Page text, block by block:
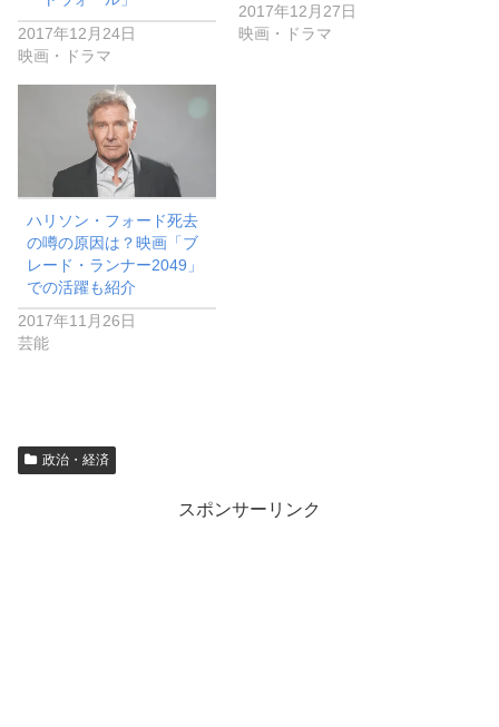
2017年12月24日
映画・ドラマ
2017年12月27日
映画・ドラマ
ハリソン・フォード死去
の噂の原因は？映画「ブ
レード・ランナー2049」
での活躍も紹介
2017年11月26日
芸能
政治・経済
スポンサーリンク